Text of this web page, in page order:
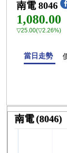
南電 8046
1,080.00
▽25.00(▽2.26%)
當日走勢